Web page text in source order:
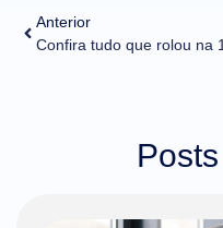
Anterior